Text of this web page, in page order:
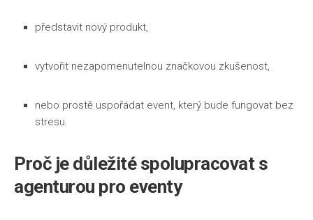
představit nový produkt,
vytvořit nezapomenutelnou značkovou zkušenost,
nebo prostě uspořádat event, který bude fungovat bez
stresu.
Proč je důležité spolupracovat s
agenturou pro eventy